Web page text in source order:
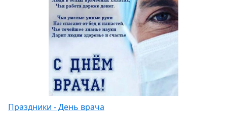
Праздники - День врача